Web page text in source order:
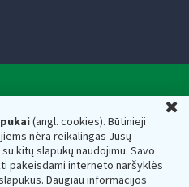
(angl. cookies). Būtinieji
nėra reikalingas Jūsų
kitų slapukų naudojimu. Savo
pakeisdami interneto naršyklės
Daugiau informacijos
kodas — 188659752,
Vilnius, Lietuva, el.paštas:
188659752